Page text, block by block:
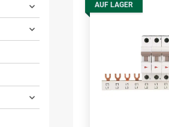
AUF LAGER